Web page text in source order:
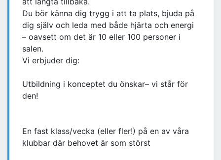
Du bör känna dig trygg i att ta plats, bjuda på
dig själv och leda med både hjärta och energi
– oavsett om det är 10 eller 100 personer i
salen.
Vi erbjuder dig:
Utbildning i konceptet du önskar– vi står för
den!
En fast klass/vecka (eller fler!) på en av våra
klubbar där behovet är som störst